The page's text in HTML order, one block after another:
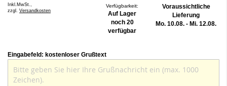
Inkl.MwSt.,
zzgl. Versandkosten
Verfügbarkeit:
Auf Lager
noch 20
verfügbar
Voraussichtliche
Lieferung
Mo. 10.08. - Mi. 12.08.
Eingabefeld: kostenloser Grußtext